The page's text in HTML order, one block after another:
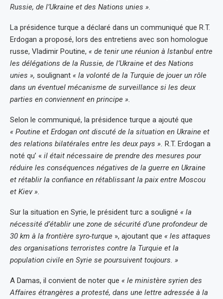
Russie, de l’Ukraine et des Nations unies ».
La présidence turque a déclaré dans un communiqué que R.T.
Erdogan a proposé, lors des entretiens avec son homologue
russe, Vladimir Poutine, « de tenir une réunion à Istanbul entre
les délégations de la Russie, de l’Ukraine et des Nations
unies », soulignant « la volonté de la Turquie de jouer un rôle
dans un éventuel mécanisme de surveillance si les deux
parties en conviennent en principe ».
Selon le communiqué, la présidence turque a ajouté que
« Poutine et Erdogan ont discuté de la situation en Ukraine et
des relations bilatérales entre les deux pays ». R.T. Erdogan a
noté qu’ « il était nécessaire de prendre des mesures pour
réduire les conséquences négatives de la guerre en Ukraine
et rétablir la confiance en rétablissant la paix entre Moscou
et Kiev ».
Sur la situation en Syrie, le président turc a souligné « la
nécessité d’établir une zone de sécurité d’une profondeur de
30 km à la frontière syro-turque », ajoutant que « les attaques
des organisations terroristes contre la Turquie et la
population civile en Syrie se poursuivent toujours. »
A Damas, il convient de noter que « le ministère syrien des
Affaires étrangères a protesté, dans une lettre adressée à la